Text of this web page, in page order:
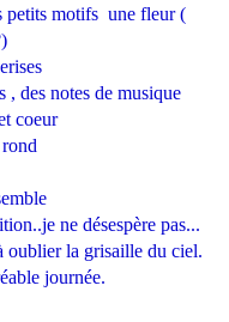
petits motifs une fleur (
, des notes de musique
coeur
ne désespère pas...
oublier la grisaille du ciel.
journée.